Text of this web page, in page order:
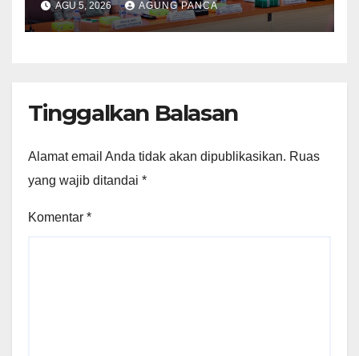
Tanah Rumah Ibadah di NTT
AGU 5, 2026 AGUNG PANCA
Tinggalkan Balasan
Alamat email Anda tidak akan dipublikasikan. Ruas
yang wajib ditandai *
Komentar *